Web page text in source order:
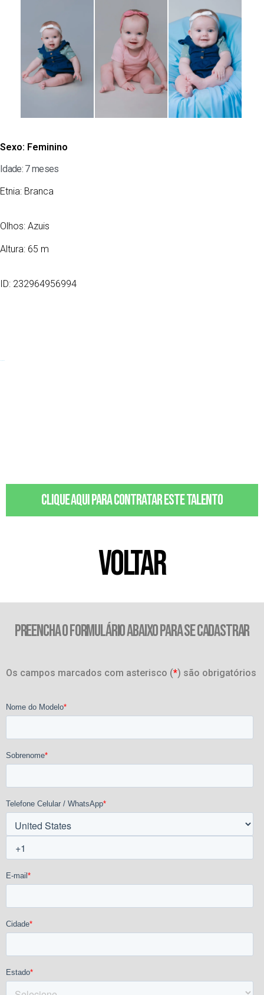
Sexo: Feminino
Idade: 7 meses
Etnia: Branca
Olhos: Azuis
Altura: 65 m
ID: 232964956994
Clique aqui para contratar este talento
VOLTAR
PREENCHA O FORMULÁRIO ABAIXO PARA SE CADASTRAR
Os campos marcados com asterisco (*) são obrigatórios